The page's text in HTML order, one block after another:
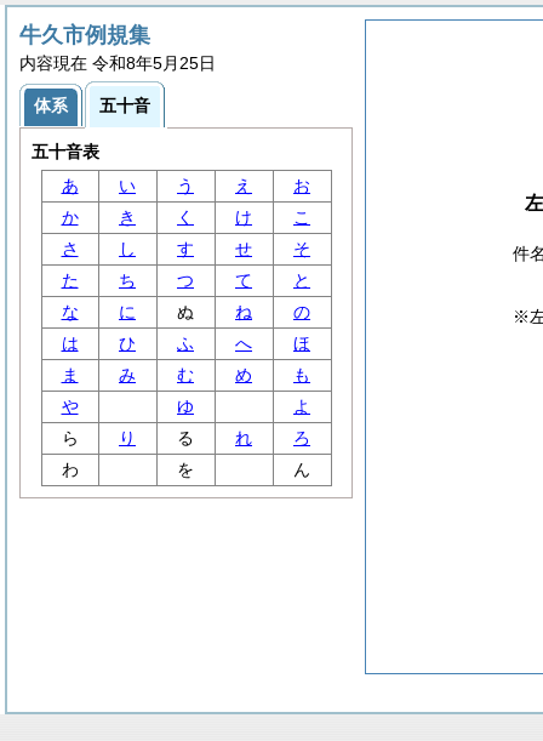
件
※
牛久市例規集
内容現在 令和8年5月25日
体系 五十音
五十音表
あ
い う え
お
か
き く け
こ
さ
し す せ
そ
た
ち つ て
と
な
に ぬ ね
の
は
ひ ふ へ
ほ
ま
み む め
も
や
ゆ
よ
ら
り る れ
ろ
わ
を ん